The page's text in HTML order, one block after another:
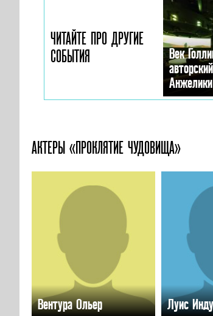
ЧИТАЙТЕ ПРО ДРУГИЕ
СОБЫТИЯ
Век
АКТЕРЫ «ПРОКЛЯТИЕ ЧУДОВИЩА»
Вентура Ольер Луис